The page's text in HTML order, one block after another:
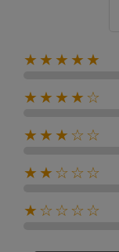
★★★★★
★★★★☆
★★★☆☆
★★☆☆☆
★☆☆☆☆